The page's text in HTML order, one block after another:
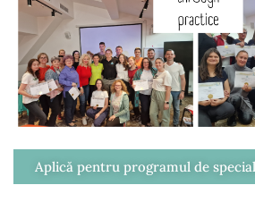
Aplică pentru programul de